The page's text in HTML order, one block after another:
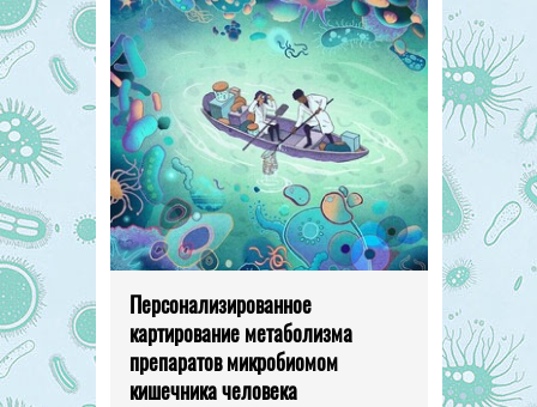
Персонализированное
картирование метаболизма
препаратов микробиомом
кишечника человека